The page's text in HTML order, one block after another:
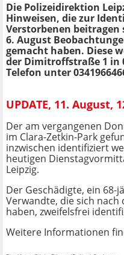
Die Polizeidirektion
Hinweisen, die zur
Verstorbenen beitragen
6. August
gemacht haben. Diese
der Dimitroffstraße 1 in
Telefon unter
UPDATE, 11. August,
Der am vergangenen
im Clara-Zetkin-Park
inzwischen identifiziert
heutigen
Leipzig.
Der Geschädigte, ein
Verwandte, die sich
haben, zweifelsfrei
Weitere Informationen